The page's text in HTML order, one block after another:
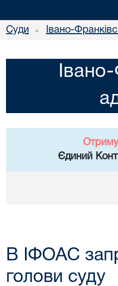
Суди • Івано-
Єдиний
В ІФОАС
голови суду